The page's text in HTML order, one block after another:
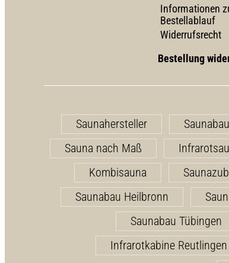
Informationen
Bestellablauf
Widerrufsrecht
Bestellung
Saunahersteller Saunabau
Sauna nach Maß
Kombisauna
Saunabau Heilbronn
Saunabau Tübingen
Infrarotkabine Reutlingen